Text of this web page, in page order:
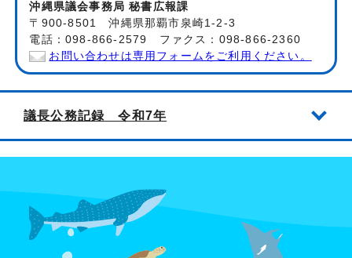
沖縄県議会事務局 秘書広報課
〒900-8501 沖縄県那覇市泉崎1-2-3
電話：098-866-2579 ファクス：098-866-2360
お問い合わせは専用フォームをご利用ください。
議長公務記録 令和7年